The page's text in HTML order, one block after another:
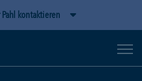
kontaktieren